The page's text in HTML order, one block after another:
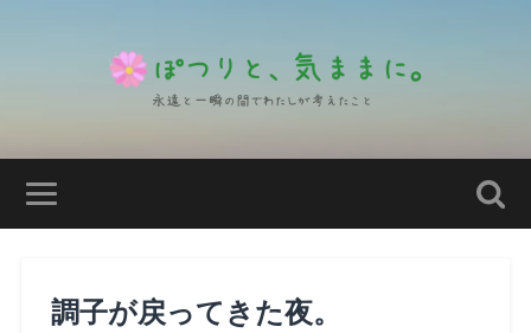
調子が戻ってきた夜。